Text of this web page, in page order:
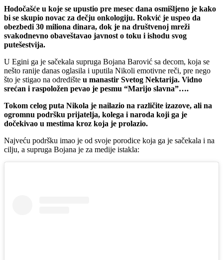
Hodočašće u koje se upustio pre mesec dana osmišljeno je kako
bi se skupio novac za dečju onkologiju. Rokvić je uspeo da
obezbedi 30 miliona dinara, dok je na društvenoj mreži
svakodnevno obaveštavao javnost o toku i ishodu svog
putešestvija.
U Egini ga je sačekala supruga Bojana Barović sa decom, koja se
nešto ranije danas oglasila i uputila Nikoli emotivne reči, pre nego
što je stigao na odredište u manastir Svetog Nektarija. Vidno
srećan i raspoložen pevao je pesmu “Marijo slavna”….
Tokom celog puta Nikola je nailazio na različite izazove, ali na
ogromnu podršku prijatelja, kolega i naroda koji ga je
dočekivao u mestima kroz koja je prolazio.
Najveću podršku imao je od svoje porodice koja ga je sačekala i na
cilju, a supruga Bojana je za medije istakla: